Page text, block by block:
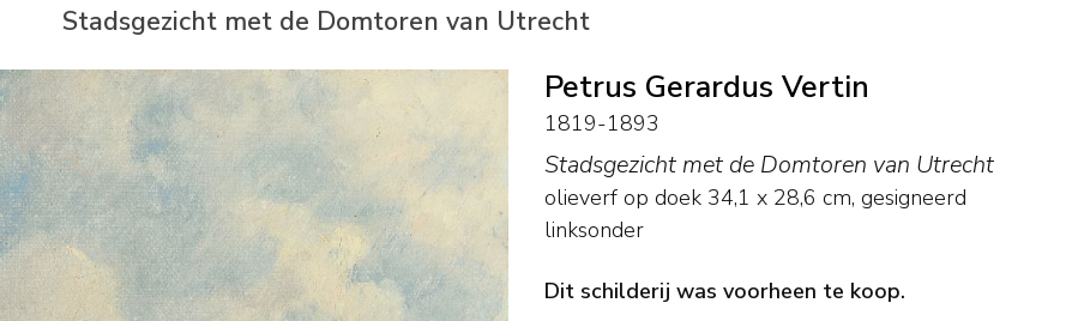
Stadsgezicht met de Domtoren van Utrecht
Petrus Gerardus Vertin
1819-1893
Stadsgezicht met de Domtoren van Utrecht
olieverf op doek 34,1 x 28,6 cm, gesigneerd
linksonder
Dit schilderij was voorheen te koop.